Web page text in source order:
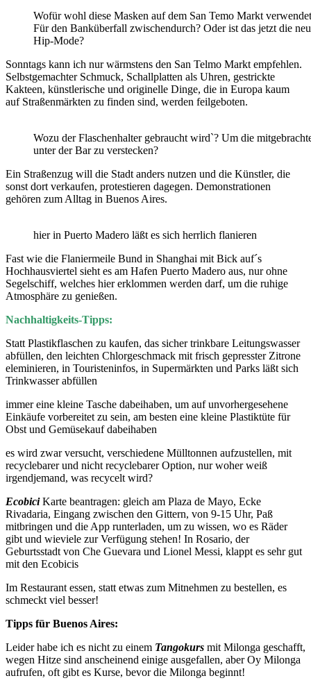
Wofür wohl diese Masken auf dem San Temo Markt
Für den Banküberfall zwischendurch? Oder ist das jetzt die
Hip-Mode?
Sonntags kann ich nur wärmstens den San Telmo Markt empfehlen.
Selbstgemachter Schmuck, Schallplatten als Uhren, gestrickte
Kakteen, künstlerische und originelle Dinge, die in Europa kaum
auf Straßenmärkten zu finden sind, werden feilgeboten.
Wozu der Flaschenhalter gebraucht wird`? Um die
unter der Bar zu verstecken?
Ein Straßenzug will die Stadt anders nutzen und die Künstler, die
sonst dort verkaufen, protestieren dagegen. Demonstrationen
gehören zum Alltag in Buenos Aires.
hier in Puerto Madero läßt es sich herrlich flanieren
Fast wie die Flaniermeile Bund in Shanghai mit Bick auf´s
Hochhausviertel sieht es am Hafen Puerto Madero aus, nur ohne
Segelschiff, welches hier erklommen werden darf, um die ruhige
Atmosphäre zu genießen.
Nachhaltigkeits-Tipps:
Statt Plastikflaschen zu kaufen, das sicher trinkbare Leitungswasser
abfüllen, den leichten Chlorgeschmack mit frisch gepresster Zitrone
eleminieren, in Touristeninfos, in Supermärkten und Parks läßt sich
Trinkwasser abfüllen
immer eine kleine Tasche dabeihaben, um auf unvorhergesehene
Einkäufe vorbereitet zu sein, am besten eine kleine Plastiktüte für
Obst und Gemüsekauf dabeihaben
es wird zwar versucht, verschiedene Mülltonnen aufzustellen, mit
recyclebarer und nicht recyclebarer Option, nur woher weiß
irgendjemand, was recycelt wird?
EcobiciKarte beantragen: gleich am Plaza de Mayo, Ecke
Rivadaria, Eingang zwischen den Gittern, von 9-15 Uhr, Paß
mitbringen und die App runterladen, um zu wissen, wo es Räder
gibt und wieviele zur Verfügung stehen! In Rosario, der
Geburtsstadt von Che Guevara und Lionel Messi, klappt es sehr gut
mit den Ecobicis
Im Restaurant essen, statt etwas zum Mitnehmen zu bestellen, es
schmeckt viel besser!
Tipps für Buenos Aires:
Leider habe ich es nicht zu einem Tangokurs mit Milonga geschafft,
wegen Hitze sind anscheinend einige ausgefallen, aber Oy Milonga
aufrufen, oft gibt es Kurse, bevor die Milonga beginnt!